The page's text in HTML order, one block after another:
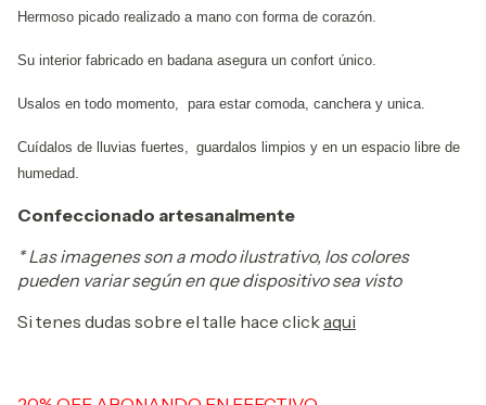
Hermoso picado realizado a mano con forma de corazón.
Su interior fabricado en badana asegura un confort único.
Usalos en todo momento, para estar comoda, canchera y unica.
Cuídalos de lluvias fuertes, guardalos limpios y en un espacio libre de
humedad.
Confeccionado artesanalmente
* Las imagenes son a modo ilustrativo, los colores
pueden variar según en que dispositivo sea visto
Si tenes dudas sobre el talle hace clickaqui